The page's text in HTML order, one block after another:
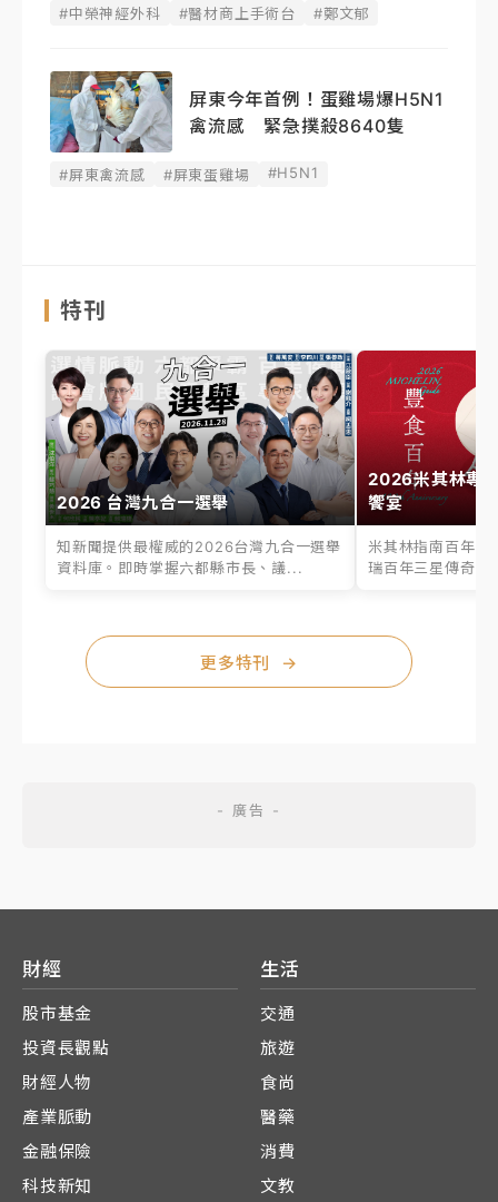
#中榮神經外科 #醫材商上手術台 #鄭文郁
屏東今年首例！蛋雞場爆H5N1
禽流感 緊急撲殺8640隻
#屏東禽流感 #屏東蛋雞場 #H5N1
特刊
2026 台灣九合一選舉
知新聞提供最權威的2026台灣九合一選舉
資料庫。即時掌握六都縣市長、議...
2026米其林專
饗宴
米其林指南百年之
瑞百年三星傳奇、
更多特刊 →
財經
股市基金
投資長觀點
財經人物
產業脈動
金融保險
科技新知
生活
交通
旅遊
食尚
醫藥
消費
文教